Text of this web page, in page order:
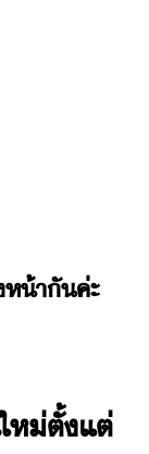
้า​ั​ค่ะ​
ห่​ตั้แต่​